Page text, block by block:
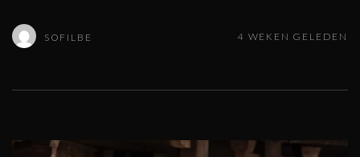
SOFILBE 4 WEKEN GELEDEN